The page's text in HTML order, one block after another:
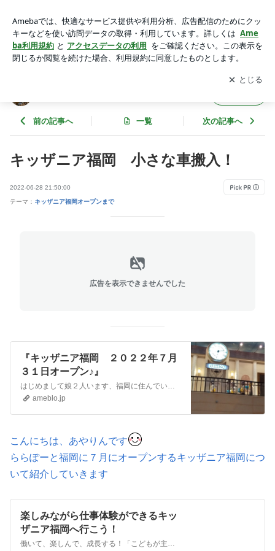
アプリをダウンロードして ブログの更新通知
を受け取りまし
ょう。
開く
前の記事へ 一覧 次の記事へ
キッザニア福岡 小さな車搬入！
2022-06-28 21:50:00
テーマ： キッザニア福岡オープンまで
広告を表示できませんでした
『キッザニア福岡 ２０２２年７月
３１日オープン♪』
はじめまして娘２人います、福岡に住んでいますあやりんです✨娘２人を連れて何度も新幹線や飛行機でキッザニア東京、キッザニア甲子園へ行きました昔、キッザニアジャパ…
ameblo.jp
こんにちは、あやりんです
ららぽーと福岡に７月にオープンするキッザニア福岡につ
いて紹介していきます
楽しみながら仕事体験ができるキッ
ザニア福岡へ行こう！
働いて、楽しんで、成長する！「こどもが主役の街」へ行ってみよう。詳しくはこちら。 スタッフ誘導で簡単、安心・キャリア教育の一環に・英語の体験もできる